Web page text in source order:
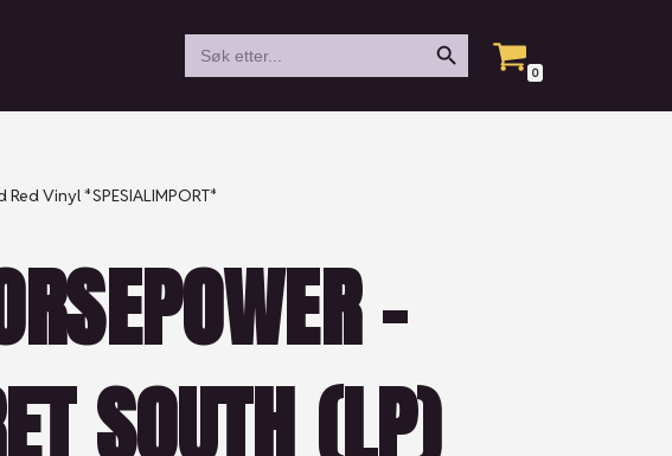
Search
for:
Search Button
0
Vinyl *SPESIALIMPORT*
–
SOUTH (LP)